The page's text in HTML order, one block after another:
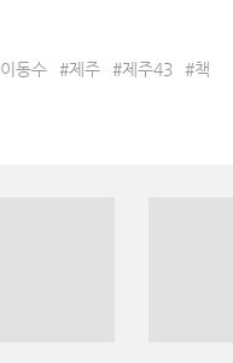
이동수 제주 제주43 책